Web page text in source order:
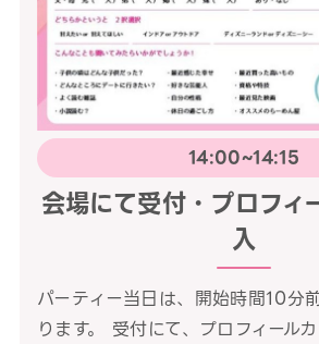
14:00~14:15
会場にて受付・プロフィ
入
パーティー当日は、開始時間10分
ります。 受付にて、プロフィール